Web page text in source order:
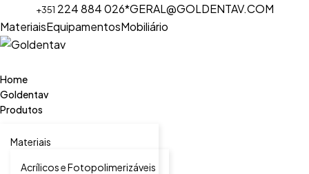
+351 224 884 026*GERAL@GOLDENTAV.COM
MateriaisEquipamentosMobiliário
Home
Goldentav
Produtos
Materiais
Acrílicos e Fotopolimerizáveis